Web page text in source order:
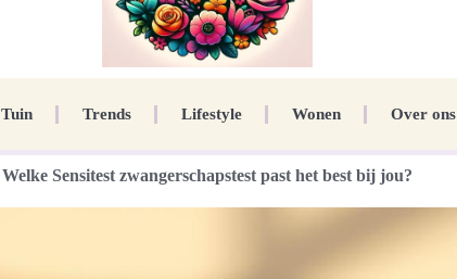
Tuin Trends Lifestyle Wonen Over ons
Welke Sensitest zwangerschapstest past het best bij jou?